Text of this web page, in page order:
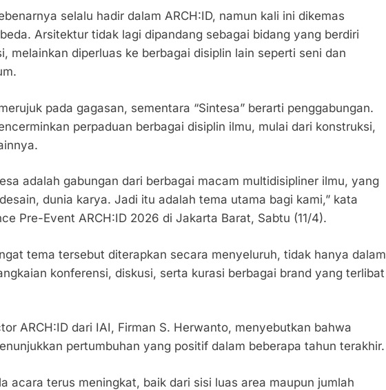
selalu hadir dalam ARCH:ID, namun kali ini dikemas
Arsitektur tidak lagi dipandang sebagai bidang yang berdiri
melainkan diperluas ke berbagai disiplin lain seperti seni dan
pada gagasan, sementara “Sintesa” berarti penggabungan.
perpaduan berbagai disiplin ilmu, mulai dari konstruksi,
adalah gabungan dari berbagai macam multidisipliner ilmu, yang
dunia karya. Jadi itu adalah tema utama bagi kami,” kata
Pre-Event ARCH:ID 2026 di Jakarta Barat, Sabtu (11/4).
tema tersebut diterapkan secara menyeluruh, tidak hanya dalam
konferensi, diskusi, serta kurasi berbagai brand yang terlibat
ARCH:ID dari IAI, Firman S. Herwanto, menyebutkan bahwa
pertumbuhan yang positif dalam beberapa tahun terakhir.
acara terus meningkat, baik dari sisi luas area maupun jumlah